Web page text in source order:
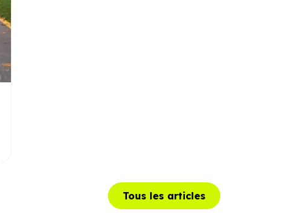
Tous les articles